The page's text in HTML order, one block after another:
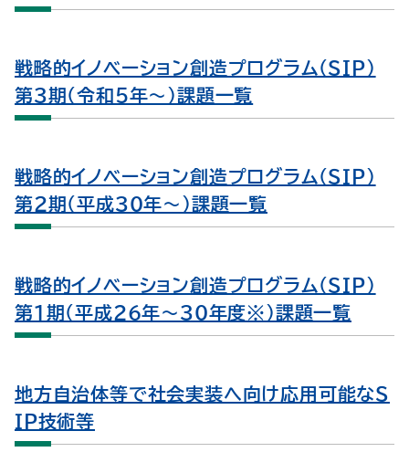
戦略的イノベーション創造プログラム（SIP）
第３期（令和５年～）課題一覧
戦略的イノベーション創造プログラム（ＳＩＰ）
第２期（平成30年～）課題一覧
戦略的イノベーション創造プログラム（ＳＩＰ）
第１期（平成26年～30年度※）課題一覧
地方自治体等で社会実装へ向け応用可能なＳ
ＩＰ技術等